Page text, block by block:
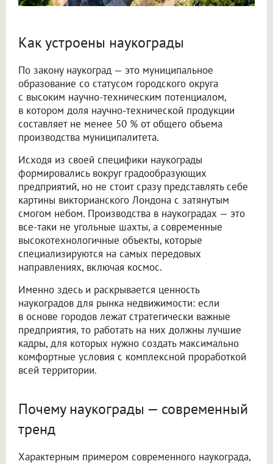
Как устроены наукограды
По закону наукоград — это муниципальное
образование со статусом городского округа
с высоким научно-техническим потенциалом,
в котором доля научно-технической продукции
составляет не менее 50 % от общего объема
производства муниципалитета.
Исходя из своей специфики наукограды
формировались вокруг градообразующих
предприятий, но не стоит сразу представлять себе
картины викторианского Лондона с затянутым
смогом небом. Производства в наукоградах — это
все-таки не угольные шахты, а современные
высокотехнологичные объекты, которые
специализируются на самых передовых
направлениях, включая космос.
Именно здесь и раскрывается ценность
наукоградов для рынка недвижимости: если
в основе городов лежат стратегически важные
предприятия, то работать на них должны лучшие
кадры, для которых нужно создать максимально
комфортные условия с комплексной проработкой
всей территории.
Почему наукограды — современный
тренд
Характерным примером современного наукограда,